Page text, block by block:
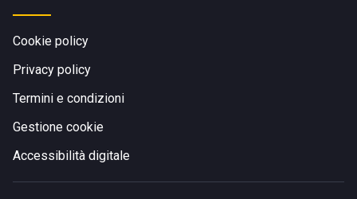
Cookie policy
Privacy policy
Termini e condizioni
Gestione cookie
Accessibilità digitale